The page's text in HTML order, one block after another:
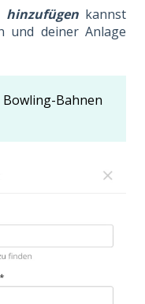
hinzufügenkannst
und deiner Anlage
Bahnen